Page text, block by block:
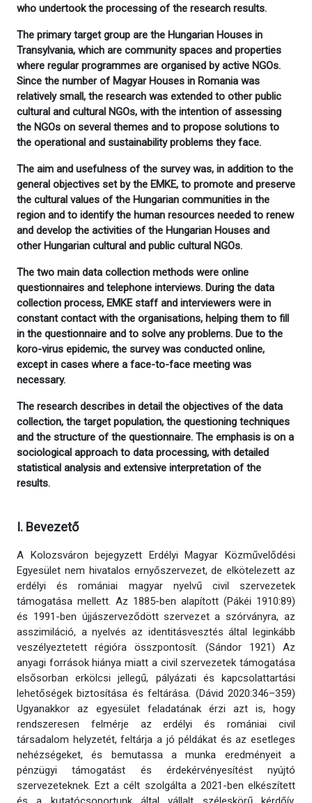
who undertook the processing of the research results.
The primary target group are the Hungarian Houses in
Transylvania, which are community spaces and properties
where regular programmes are organised by active NGOs.
Since the number of Magyar Houses in Romania was
relatively small, the research was extended to other public
cultural and cultural NGOs, with the intention of assessing
the NGOs on several themes and to propose solutions to
the operational and sustainability problems they face.
The aim and usefulness of the survey was, in addition to the
general objectives set by the EMKE, to promote and preserve
the cultural values of the Hungarian communities in the
region and to identify the human resources needed to renew
and develop the activities of the Hungarian Houses and
other Hungarian cultural and public cultural NGOs.
The two main data collection methods were online
questionnaires and telephone interviews. During the data
collection process, EMKE staff and interviewers were in
constant contact with the organisations, helping them to fill
in the questionnaire and to solve any problems. Due to the
koro-virus epidemic, the survey was conducted online,
except in cases where a face-to-face meeting was
necessary.
The research describes in detail the objectives of the data
collection, the target population, the questioning techniques
and the structure of the questionnaire. The emphasis is on a
sociological approach to data processing, with detailed
statistical analysis and extensive interpretation of the
results.
I. Bevezető
A Kolozsváron bejegyzett Erdélyi Magyar Közművelődési
Egyesület nem hivatalos ernyőszervezet, de elkötelezett az
erdélyi és romániai magyar nyelvű civil szervezetek
támogatása mellett. Az 1885-ben alapított (Pákéi 1910:89)
és 1991-ben újjászerveződött szervezet a szórványra, az
asszimiláció, a nyelvés az identitásvesztés által leginkább
veszélyeztetett régióra összpontosít. (Sándor 1921) Az
anyagi források hiánya miatt a civil szervezetek támogatása
elsősorban erkölcsi jellegű, pályázati és kapcsolattartási
lehetőségek biztosítása és feltárása. (Dávid 2020:346–359)
Ugyanakkor az egyesület feladatának érzi azt is, hogy
rendszeresen felmérje az erdélyi és romániai civil
társadalom helyzetét, feltárja a jó példákat és az esetleges
nehézségeket, és bemutassa a munka eredményeit a
pénzügyi támogatást és érdekérvényesítést nyújtó
szervezeteknek. Ezt a célt szolgálta a 2021-ben elkészített